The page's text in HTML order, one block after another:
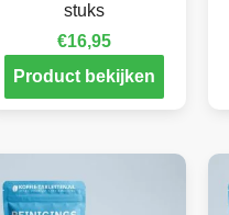
stuks
€16,95
Product bekijken